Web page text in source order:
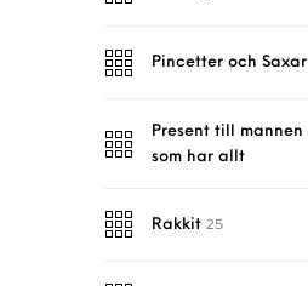
Pincetter och Saxar
Present till mannen
som har allt
Rakkit 25